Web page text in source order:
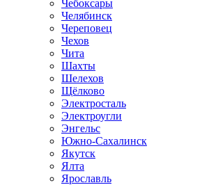
Чебоксары
Челябинск
Череповец
Чехов
Чита
Шахты
Шелехов
Щёлково
Электросталь
Электроугли
Энгельс
Южно-Сахалинск
Якутск
Ялта
Ярославль